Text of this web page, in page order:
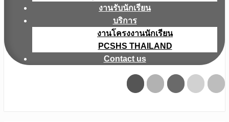
งานรับนักเรียน
บริการ
งานโครงงานนักเรียน
PCSHS THAILAND
Contact us